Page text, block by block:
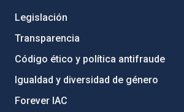
Legislación
Transparencia
Código ético y política antifraude
Igualdad y diversidad de género
Forever IAC